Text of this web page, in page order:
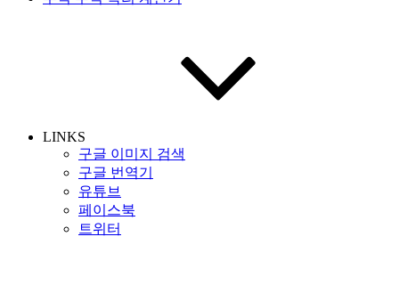
LINKS
구글 이미지 검색
구글 번역기
유튜브
페이스북
트위터